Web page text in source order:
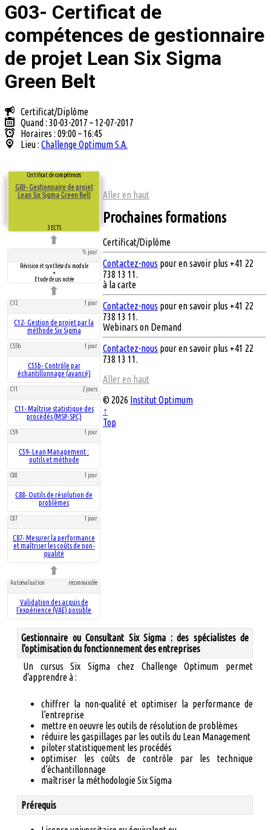
G03- Certificat de
compétences de gestionnaire
de projet Lean Six Sigma
Green Belt
Certificat/Diplôme
Quand : 30-03-2017 – 12-07-2017
Horaires : 09:00 – 16:45
Lieu : Challenge Optimum S.A.
Certificat de compétences
G03- Gestionnaire de projet
Lean Six Sigma Green Belt
3 ECTS
½ jour
Révision et synthèse du module
+
Etude de cas notée
C12 1 jour
C12- Gestion de projet par la
méthode Six Sigma
C55b 1 jour
C55b- Contrôle par
échantillonnage (avancé)
C11 2 jours
C11- Maîtrise statistique des
procédés (MSP-SPC)
C59 1 jour
C59- Lean Management :
outils et méthode
C88 1 jour
C88- Outils de résolution de
problèmes
C87 1 jour
C87- Mesurer la performance
et maîtriser les coûts de non-
qualité
Autoévaluation recommandée
Validation des acquis de
l’expérience (VAE) possible
Gestionnaire ou Consultant Six Sigma : des spécialistes de
l'optimisation du fonctionnement des entreprises
Un cursus Six Sigma chez Challenge Optimum permet
d'apprendre à :
chiffrer la non-qualité et optimiser la performance de
l’entreprise
mettre en oeuvre les outils de résolution de problèmes
réduire les gaspillages par les outils du Lean Management
piloter statistiquement les procédés
optimiser les coûts de contrôle par les technique
d’échantillonnage
maîtriser la méthodologie Six Sigma
Prérequis
Aller en haut
Prochaines formations
Certificat/Diplôme
Contactez-nous pour en savoir plus +41 22
738 13 11.
à la carte
Contactez-nous pour en savoir plus +41 22
738 13 11.
Webinars on Demand
Contactez-nous pour en savoir plus +41 22
738 13 11.
Aller en haut
© 2026 Institut Optimum
↑
Top